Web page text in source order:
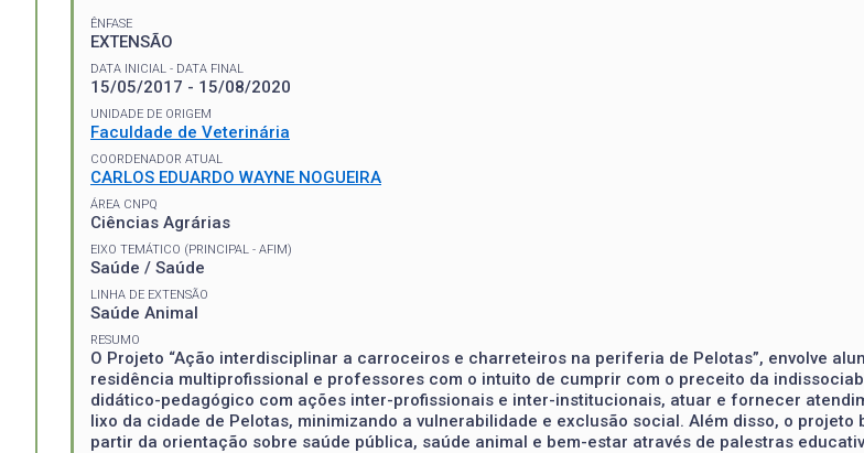
ÊNFASE
EXTENSÃO
DATA INICIAL - DATA FINAL
15/05/2017 - 15/08/2020
UNIDADE DE ORIGEM
Faculdade de Veterinária
COORDENADOR ATUAL
CARLOS EDUARDO WAYNE NOGUEIRA
ÁREA CNPQ
Ciências Agrárias
EIXO TEMÁTICO (PRINCIPAL - AFIM)
Saúde / Saúde
LINHA DE EXTENSÃO
Saúde Animal
RESUMO
O Projeto “Ação interdisciplinar a carroceiros e charreteiros na periferia de Pelotas”, envolve
residência multiprofissional e professores com o intuito de cumprir com o preceito da
didático-pedagógico com ações inter-profissionais e inter-institucionais, atuar e fornecer
lixo da cidade de Pelotas, minimizando a vulnerabilidade e exclusão social. Além disso, o
partir da orientação sobre saúde pública, saúde animal e bem-estar através de palestras